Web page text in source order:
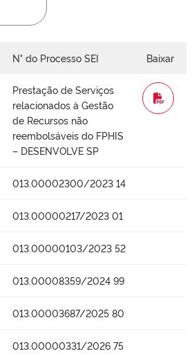
N° do Processo SEI Baixar
Prestação de Serviços
relacionados à Gestão
de Recursos não
reembolsáveis do FPHIS
– DESENVOLVE SP
WORD
013.00002300/2023 14
013.00000217/2023 01
013.00000103/2023 52
013.00008359/2024 99
013.00003687/2025 80
013.00000331/2026 75